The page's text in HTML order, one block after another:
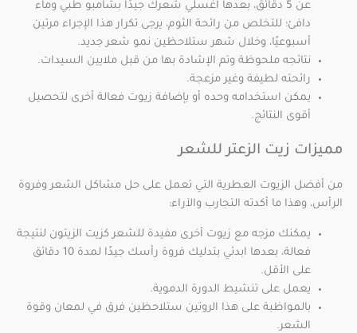
عن 5 دقائق، بعدها اغسلي شعرك جيدًا بشامبو طبي وماء
دافئ؛ للتخلص من رائحة الثوم، يرجى تكرار هذا الإجراء مرتين
أسبوعيًا، وخلال شهر ستلاحظين نمو شعر جديد.
نتائجه ملحوظة وتم الإشادة بها من قبل ملايين السيدات.
رائحته لطيفة وغير مزعجة.
يمكن استخدامه وحده أو بإضافة زيوت فعالة أخرى لتحصيل
أقوى النتائج.
مميزات زيت الزعتر للشعر
من أفضل الزيوت العطرية التي تعمل على حل مشاكل الشعر وفروة
الرأس، وهذا ما أكدته التجارب والآراء:
يمكنك مزجه مع زيوت أخرى مفيدة للشعر كزيت الزيتون لنتيجة
فعالة، بعدها ابدئي بتدليك فروة رأسك جيدًا لمدة 10 دقائق
على الأقل.
يعمل على تنشيط الدورة الدموية.
بالمواظبة على هذا الروتين ستلاحظين فرق في لمعان وقوة
الشعر.